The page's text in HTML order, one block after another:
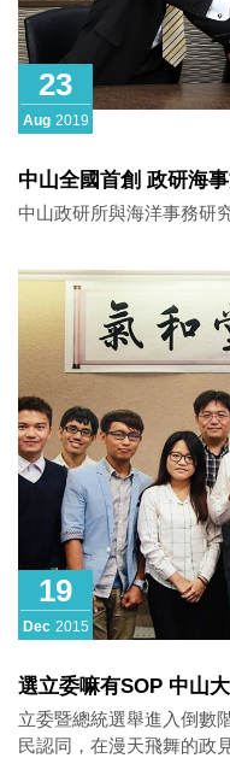
23
Aug 2019
中山全國首創 政研海
中山政研所與海洋事務研
19
Dec 2015
選立委嘛有SOP 中山
立委暨總統選舉進入倒數
民認同，在漫天飛舞的政